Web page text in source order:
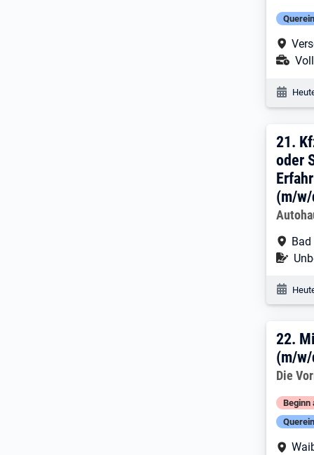
21.
21.
oder
(m/
Bad
22.
22.
(m/
Die
Beginn